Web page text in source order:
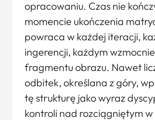
opracowaniu. Czas nie
momencie ukończenia
powraca w każdej iteracji,
ingerencji, każdym
fragmentu obrazu. Nawet
odbitek, określana z góry,
tę strukturę jako wyraz
kontroli nad rozciągniętym w